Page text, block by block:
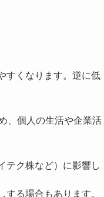
すくなります。逆に低
、個人の生活や企業活
テク株など）に影響し
る場合もあります。